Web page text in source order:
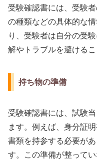
受験確認書には、受験
の種類などの具体的な
り、受験者は自分の受
解やトラブルを避けるこ
持ち物の準備
受験確認書には、試験
ます。例えば、身分証
書類を持参する必要が
す。この準備が整って